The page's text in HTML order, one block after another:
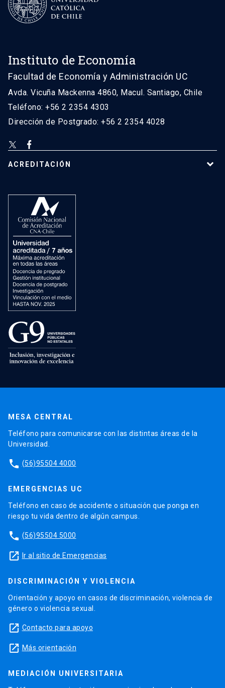
Instituto de Economía
Facultad de Economía y Administración UC
Avda. Vicuña Mackenna 4860, Macul. Santiago, Chile
Teléfono: +56 2 2354 4303
Dirección de Postgrado: +56 2 2354 4028
ACREDITACIÓN
MESA CENTRAL
Teléfono para comunicarse con las distintas áreas de la
Universidad.
phone (56)95504 4000
EMERGENCIAS UC
Teléfono en caso de accidente o situación que ponga en
riesgo tu vida dentro de algún campus.
phone (56)95504 5000
launch Ir al sitio de Emergencias
DISCRIMINACIÓN Y VIOLENCIA
Orientación y apoyo en casos de discriminación, violencia de
género o violencia sexual.
launch Contacto para apoyo
launch Más orientación
MEDIACIÓN UNIVERSITARIA